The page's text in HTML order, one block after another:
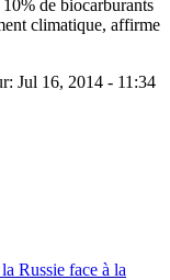
de biocarburants
climatique, affirme
Jul 16, 2014 - 11:34
Russie face à la